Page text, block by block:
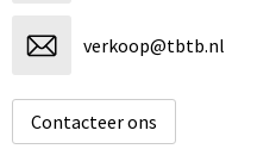
verkoop@tbtb.nl
Contacteer ons